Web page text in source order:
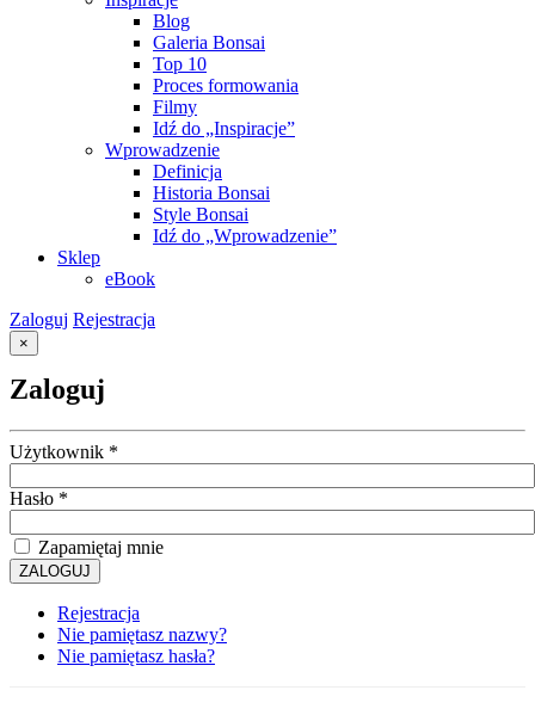
Blog
Galeria Bonsai
Top 10
Proces formowania
Filmy
Idź do „Inspiracje”
Wprowadzenie
Definicja
Historia Bonsai
Style Bonsai
Idź do „Wprowadzenie”
Sklep
eBook
Zaloguj Rejestracja
×
Zaloguj
Użytkownik *
Hasło *
Zapamiętaj mnie
ZALOGUJ
Rejestracja
Nie pamiętasz nazwy?
Nie pamiętasz hasła?